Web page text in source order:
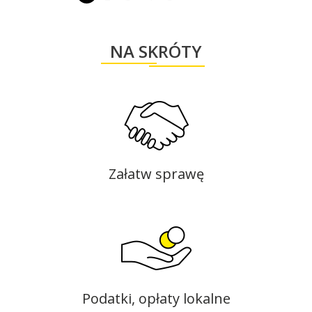
prawomocności. Przyjęcie i zatwierdzenie porządku
uchwały budżetowej na 2025 rok Nr X.97.2024 Rady
Miejskiej w Makowie Podhalańskim z dnia 30
grudnia 2024 roku.- Projekt uchwały (pdf,
Wieloletniej Prognozy Finansowej Gminy Maków
NA SKRÓTY
Załatw sprawę
Podatki, opłaty lokalne